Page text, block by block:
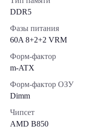
DDR5
Фазы питания
60A 8+2+2 VRM
Форм-фактор
m-ATX
Форм-фактор ОЗУ
Dimm
Чипсет
AMD B850